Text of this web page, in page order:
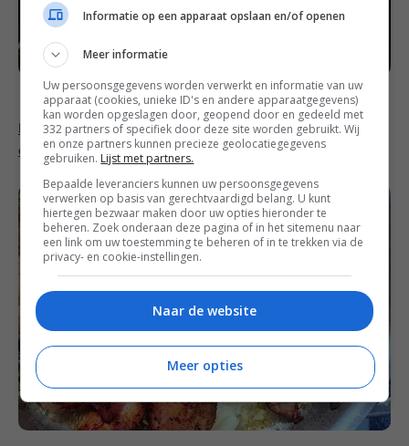
Kip met citroen-botersaus, spinazie en
ovenaardappeltjes
Informatie op een apparaat opslaan en/of openen
Meer informatie
Uw persoonsgegevens worden verwerkt en informatie van uw
apparaat (cookies, unieke ID's en andere apparaatgegevens)
kan worden opgeslagen door, geopend door en gedeeld met
332 partners of specifiek door deze site worden gebruikt. Wij
en onze partners kunnen precieze geolocatiegegevens
gebruiken. Lijst met partners.
Bepaalde leveranciers kunnen uw persoonsgegevens
verwerken op basis van gerechtvaardigd belang. U kunt
hiertegen bezwaar maken door uw opties hieronder te
beheren. Zoek onderaan deze pagina of in het sitemenu naar
een link om uw toestemming te beheren of in te trekken via de
privacy- en cookie-instellingen.
Naar de website
Meer opties